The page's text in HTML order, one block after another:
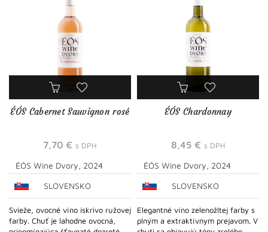
ÉÓS Cabernet Sauvignon rosé
7,70 € s DPH
ÉÓS Wine Dvory, 2024
SLOVENSKO
Svieže, ovocné víno iskrivo ružovej
farby. Chuť je lahodne ovocná,
ÉÓS Chardonnay
8,45 € s DPH
ÉÓS Wine Dvory, 2024
SLOVENSKO
Elegantné víno zelenožltej farby s
plným a extraktívnym prejavom. V